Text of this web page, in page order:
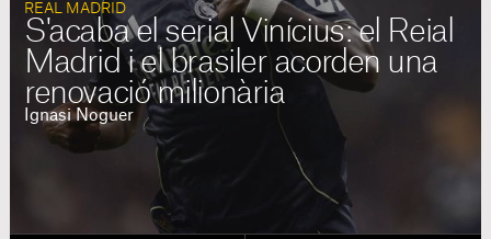
REAL MADRID
S'acaba el serial Vinícius: el Reial
Madrid i el brasiler acorden una
renovació milionària
Ignasi Noguer